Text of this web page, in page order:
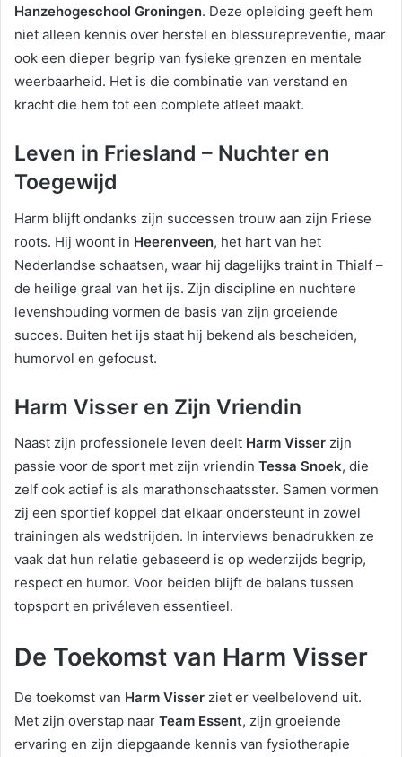
Hanzehogeschool Groningen. Deze opleiding geeft hem
niet alleen kennis over herstel en blessurepreventie, maar
ook een dieper begrip van fysieke grenzen en mentale
weerbaarheid. Het is die combinatie van verstand en
kracht die hem tot een complete atleet maakt.
Leven in Friesland – Nuchter en
Toegewijd
Harm blijft ondanks zijn successen trouw aan zijn Friese
roots. Hij woont in Heerenveen, het hart van het
Nederlandse schaatsen, waar hij dagelijks traint in Thialf –
de heilige graal van het ijs. Zijn discipline en nuchtere
levenshouding vormen de basis van zijn groeiende
succes. Buiten het ijs staat hij bekend als bescheiden,
humorvol en gefocust.
Harm Visser en Zijn Vriendin
Naast zijn professionele leven deelt Harm Visser zijn
passie voor de sport met zijn vriendin Tessa Snoek, die
zelf ook actief is als marathonschaatsster. Samen vormen
zij een sportief koppel dat elkaar ondersteunt in zowel
trainingen als wedstrijden. In interviews benadrukken ze
vaak dat hun relatie gebaseerd is op wederzijds begrip,
respect en humor. Voor beiden blijft de balans tussen
topsport en privéleven essentieel.
De Toekomst van Harm Visser
De toekomst van Harm Visser ziet er veelbelovend uit.
Met zijn overstap naar Team Essent, zijn groeiende
ervaring en zijn diepgaande kennis van fysiotherapie